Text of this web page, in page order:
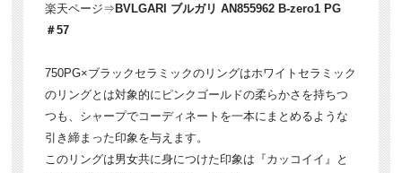
楽天ページ⇒ BVLGARI ブルガリ AN855962 B-zero1 PG
＃57
750PG×ブラックセラミックのリングはホワイトセラミック
のリングとは対象的にピンクゴールドの柔らかさを持ちつ
つも、シャープでコーディネートを一本にまとめるような
引き締まった印象を与えます。
このリングは男女共に身につけた印象は『カッコイイ』と